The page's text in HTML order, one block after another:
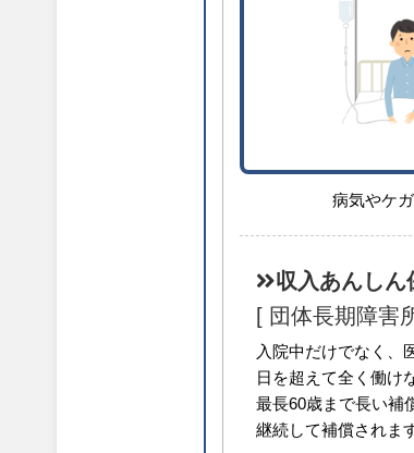
病気やケ
収入あんしん
[ 団体長期障害
入院中だけでなく、
日を超えて全く働け
最長60歳まで長い補
継続して補償されま